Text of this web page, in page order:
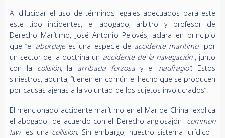
Al dilucidar el uso de términos legales adecuados para este
este tipo incidentes, el abogado, árbitro y profesor de
Derecho Marítimo, José Antonio Pejovés, aclara en principio
que “el abordajees una especie de accidente marítimo-por
un sector de la doctrina un accidente de la navegación-, junto
con la colisión, la arribada forzosay el naufragio”. Estos
siniestros, apunta, “tienen en común el hecho que se producen
por causas ajenas a la voluntad de los sujetos involucrados”.
El mencionado accidente marítimo en el Mar de China- explica
el abogado- de acuerdo con el Derecho anglosajón -common
law- es una collision. Sin embargo, nuestro sistema jurídico -